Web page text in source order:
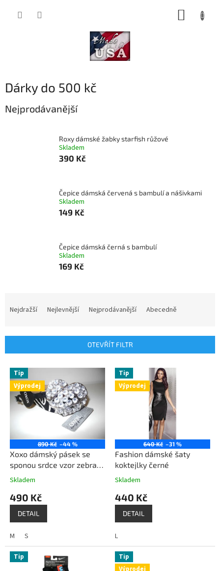
Dárky do 500 kč
Nejprodávanější
Roxy dámské žabky starfish růžové
Skladem
390 Kč
Čepice dámská červená s bambulí a nášivkami
Skladem
149 Kč
Čepice dámská černá s bambulí
Skladem
169 Kč
í
Nejdražší Nejlevnější Nejprodávanější Abecedně
OTEVŘÍT FILTR
V
p
Tip
Výprodej
890 Kč –44 %
Xoxo dámský pásek se
sponou srdce vzor zebra
černá bílá
Skladem
490 Kč
DETAIL
M S
Tip
Výprodej
640 Kč –31 %
Fashion dámské šaty
koktejlky černé
Skladem
440 Kč
DETAIL
L
Tip
Tip